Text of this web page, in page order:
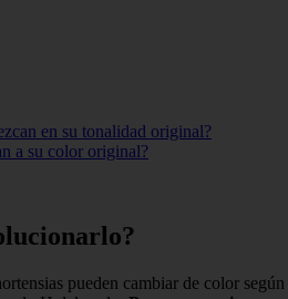
en su tonalidad original?
a su color original?
pueden cambiar de color